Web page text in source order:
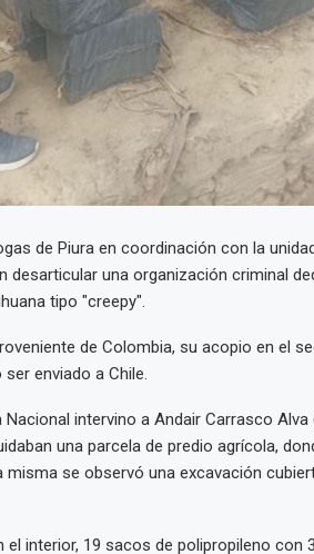
de Piura en coordinación con la
desarticular una organización criminal
tipo "creepy".
de Colombia, su acopio en el
enviado a Chile.
intervino a Andair Carrasco Alva
una parcela de predio agrícola,
misma se observó una excavación
interior, 19 sacos de polipropileno con